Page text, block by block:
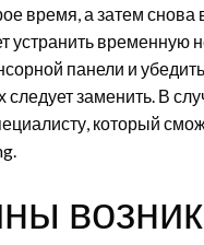
время, а затем
устранить временную
панели и
заменить. В
который